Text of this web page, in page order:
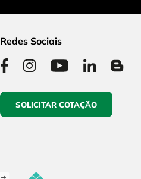
Redes Sociais
SOLICITAR COTAÇÃO